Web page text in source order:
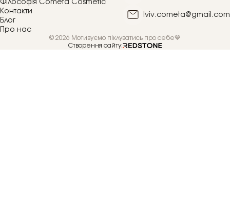
Філософія Cometa Cosmetic
Контакти
Блог
Про нас
lviv.cometa@gmail.com
© 2026 Мотивуємо піклуватись про себе💙
Створення сайту: